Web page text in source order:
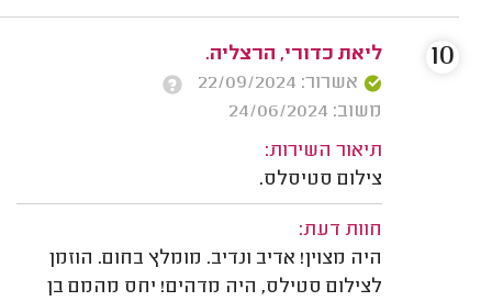
ליאת כדורי, הרצליה.
אשרור: 22/09/2024
משוב: 24/06/2024
תיאור השירות:
צילום סטיסלס.
חוות דעת:
היה מצוין! אדיב ונדיב. מומלץ בחום. הוזמן
לצילום סטילס, היה מדהים! יחס מהמם בן
10